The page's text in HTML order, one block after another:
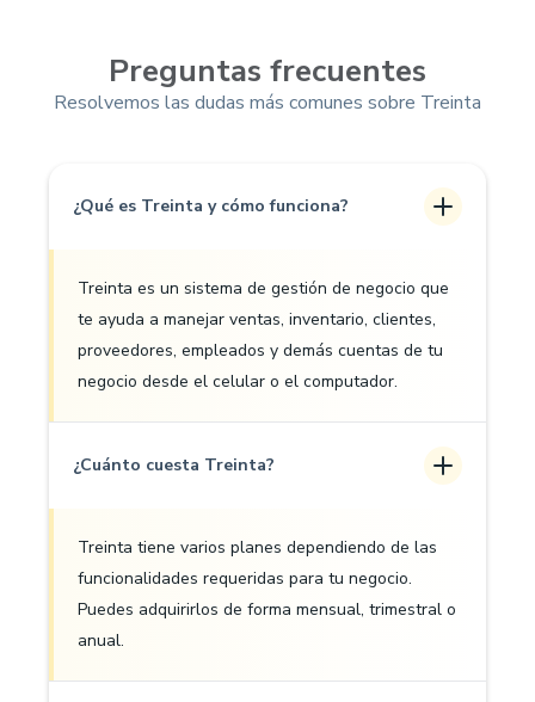
Preguntas frecuentes
Resolvemos las dudas más comunes sobre Treinta
¿Qué es Treinta y cómo funciona?
Treinta es un sistema de gestión de negocio que
te ayuda a manejar ventas, inventario, clientes,
proveedores, empleados y demás cuentas de tu
negocio desde el celular o el computador.
¿Cuánto cuesta Treinta?
Treinta tiene varios planes dependiendo de las
funcionalidades requeridas para tu negocio.
Puedes adquirirlos de forma mensual, trimestral o
anual.